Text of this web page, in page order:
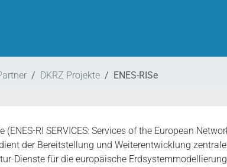
DKRZ Projekte ENES-RISe
(ENES-RI SERVICES: Services of the European
der Bereitstellung und Weiterentwicklung
Dienste für die europäische